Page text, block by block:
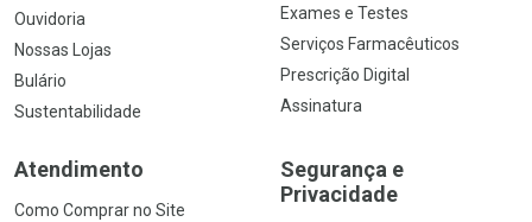
Ouvidoria
Nossas Lojas
Bulário
Sustentabilidade
Exames e Testes
Serviços Farmacêuticos
Prescrição Digital
Assinatura
Atendimento
Como Comprar no Site
Segurança e
Privacidade